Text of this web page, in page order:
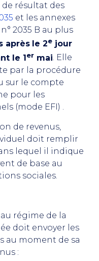
résultat des
et les annexes
2035 B au plus
après le 2e jour
le 1er mai. Elle
par la procédure
sur le compte
pour les
(mode EFI) .
de revenus,
doit remplir
lequel il indique
de base au
sociales.
régime de la
doit envoyer les
au moment de sa
: